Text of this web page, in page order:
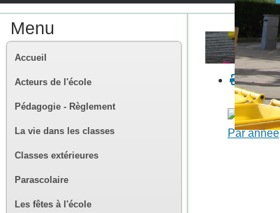
Menu
Accueil
Acteurs de l'école
Pédagogie - Règlement
La vie dans les classes
Classes extérieures
Parascolaire
Les fêtes à l'école
Par année